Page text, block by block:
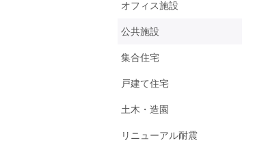
オフィス施設
公共施設
集合住宅
戸建て住宅
土木・造園
リニューアル耐震